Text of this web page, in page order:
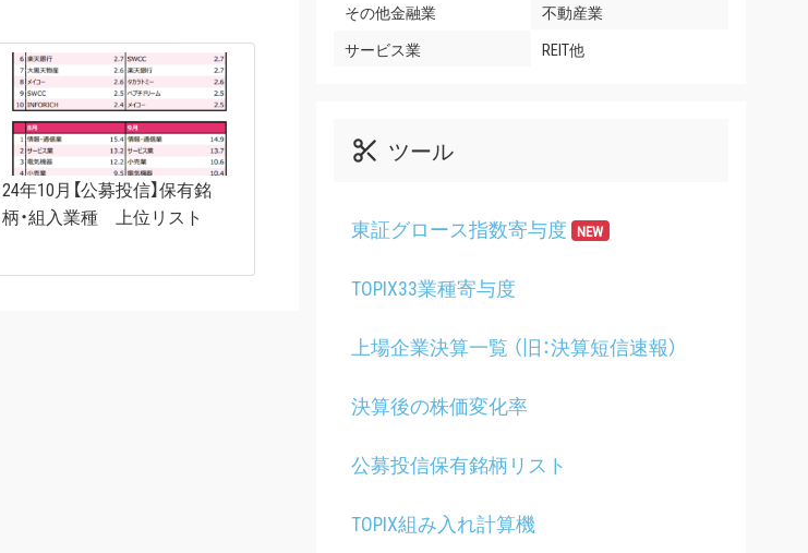
24年10月【公募投信】保有銘
柄・組入業種 上位リスト
その他金融業
不動産業
サービス業
REIT他
ツール
東証グロース指数寄与度 NEW
TOPIX33業種寄与度
上場企業決算一覧 （旧：決算短信速報）
決算後の株価変化率
公募投信保有銘柄リスト
TOPIX組み入れ計算機